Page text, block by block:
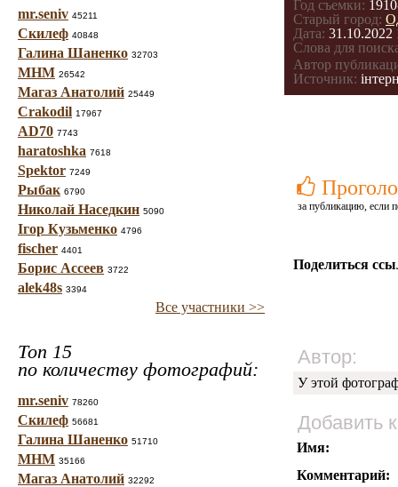
mr.seniv 45211
Скилеф 40848
Галина Шаненко 32703
МНМ 26542
Магаз Анатолий 25449
Crakodil 17967
AD70 7743
haratoshka 7618
Spektor 7249
Рыбак 6790
Николай Наседкин 5090
Ігор Кузьменко 4796
fischer 4401
Борис Ассеев 3722
alek48s 3394
Все участники >>
Топ 15
по количеству фотографий:
mr.seniv 78260
Скилеф 56681
Галина Шаненко 51710
МНМ 35166
Магаз Анатолий 32292
Год съемки:
Старый город:
Дата: 31.10.2022
Слова для
Автор
Источник:
за публикацию, если
Поделиться
Автор:
У этой
Добавить
Имя:
Комментарий: